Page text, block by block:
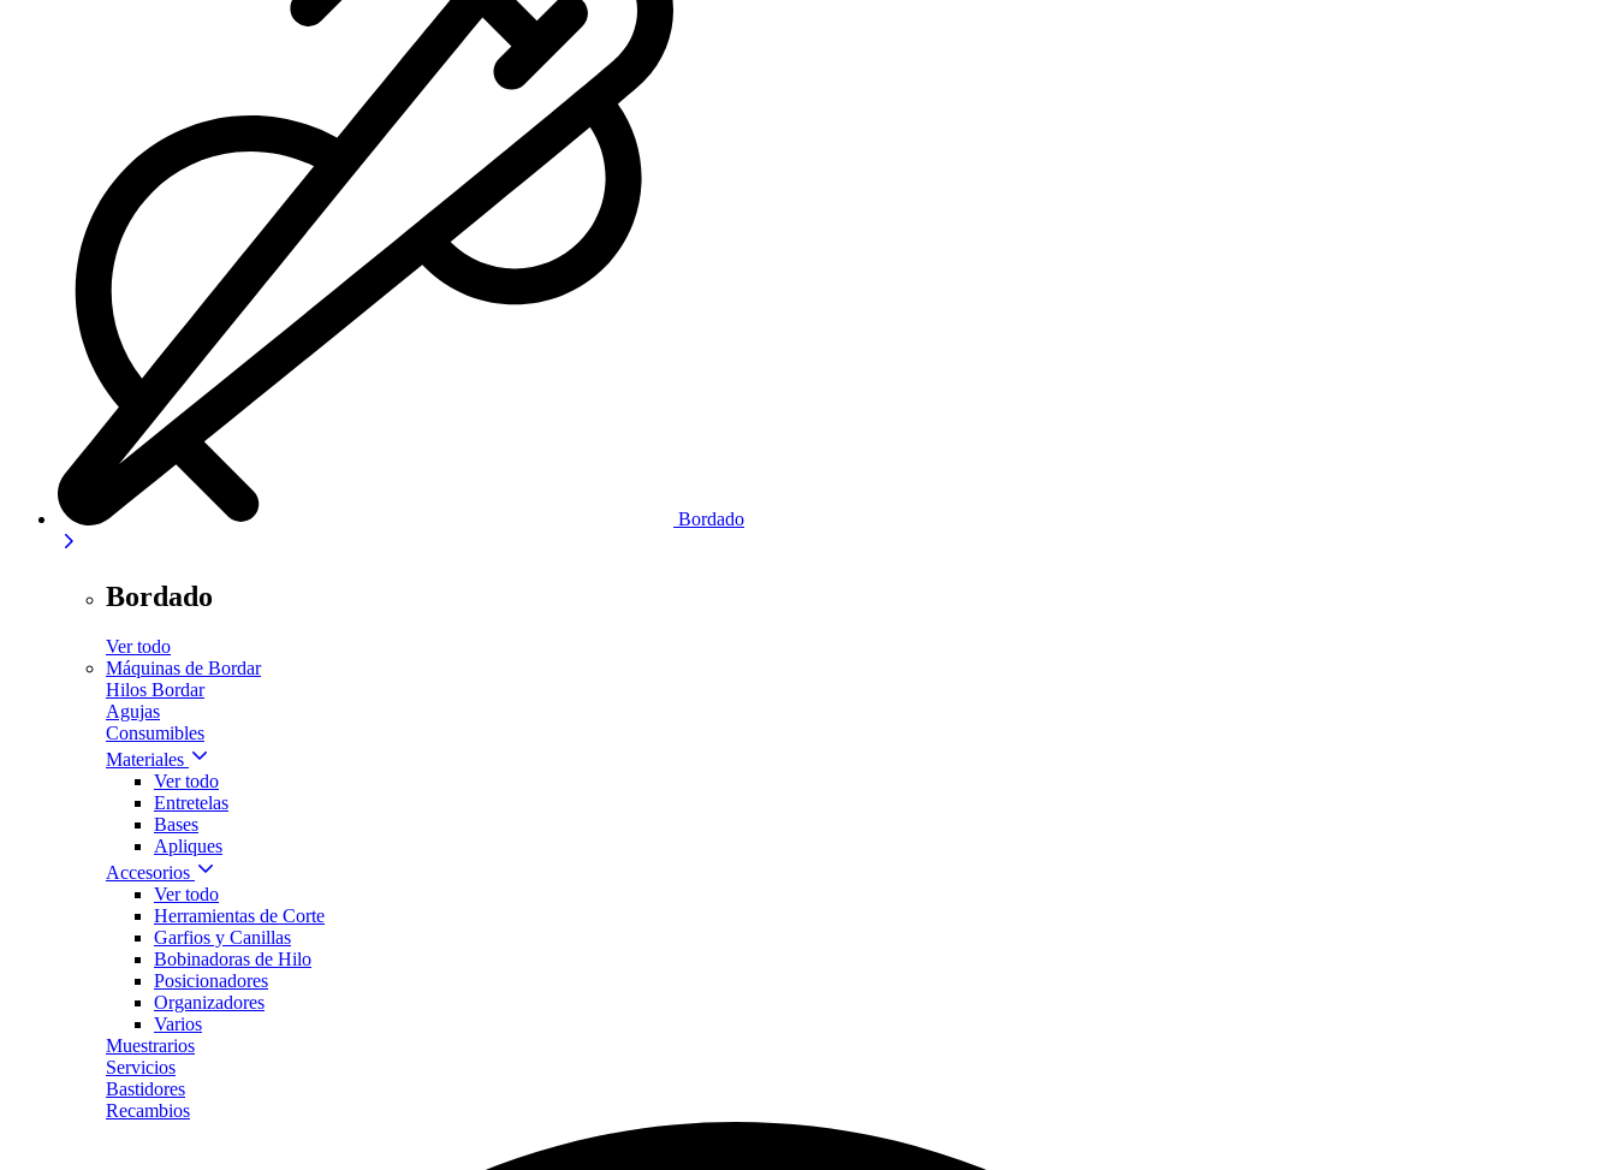
Bordado
Bordado
Ver todo
Máquinas de Bordar
Hilos Bordar
Agujas
Consumibles
Materiales
Ver todo
Entretelas
Bases
Apliques
Accesorios
Ver todo
Herramientas de Corte
Garfios y Canillas
Bobinadoras de Hilo
Posicionadores
Organizadores
Varios
Muestrarios
Servicios
Bastidores
Recambios